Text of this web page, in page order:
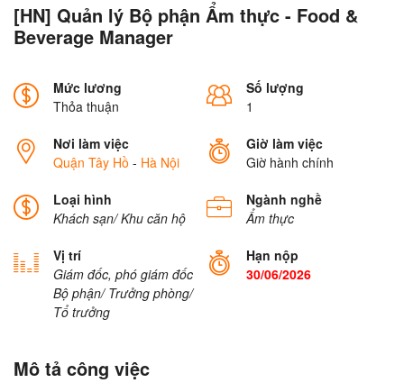
[HN] Quản lý Bộ phận Ẩm thực - Food &
Beverage Manager
Mức lương
Thỏa thuận
Số lượng
1
Nơi làm việc
Quận Tây Hồ - Hà Nội
Giờ làm việc
Giờ hành chính
Loại hình
Khách sạn/ Khu căn hộ
Ngành nghề
Ẩm thực
Vị trí
Giám đốc, phó giám đốc
Bộ phận/ Trưởng phòng/
Tổ trưởng
Hạn nộp
30/06/2026
Mô tả công việc